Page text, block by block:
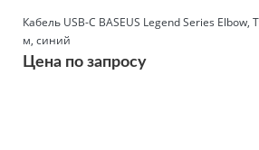
Кабель USB-C BASEUS Legend Series Elbow,
м, синий
Цена по запросу